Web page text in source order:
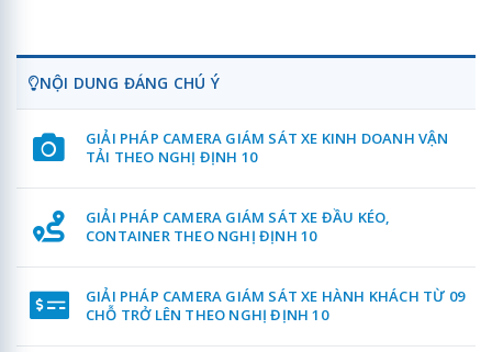
NỘI DUNG ĐÁNG CHÚ Ý
GIẢI PHÁP CAMERA GIÁM SÁT XE KINH DOANH VẬN
TẢI THEO NGHỊ ĐỊNH 10
GIẢI PHÁP CAMERA GIÁM SÁT XE ĐẦU KÉO,
CONTAINER THEO NGHỊ ĐỊNH 10
GIẢI PHÁP CAMERA GIÁM SÁT XE HÀNH KHÁCH TỪ 09
CHỖ TRỞ LÊN THEO NGHỊ ĐỊNH 10